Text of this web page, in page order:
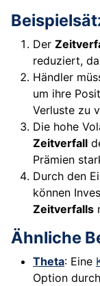
Der
reduziert,
Händler
um ihre
Verluste zu
Die hohe
Zeitverfall
Prämien
Durch den
können
Zeitverfalls
Ähnliche
Theta: Eine
Option